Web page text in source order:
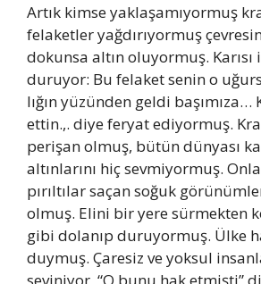
Artık kimse yaklaşamıyormuş
felaketler yağdırıyormuş
dokunsa altın oluyormuş. Karısı
duruyor: Bu felaket senin o
lığın yüzünden geldi başımıza…
ettin.,. diye feryat ediyormuş.
perişan olmuş, bütün dünyası
altınlarını hiç sevmiyormuş.
pırıltılar saçan soğuk
olmuş. Elini bir yere sürmekten
gibi dolanıp duruyormuş. Ülke
duymuş. Çaresiz ve yoksul
seviniyor, “O bunu hak etmişti”